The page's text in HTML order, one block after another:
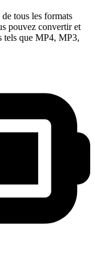
tous les formats
pouvez convertir et
tels que MP4, MP3,